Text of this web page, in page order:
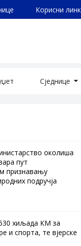
Корисни
Сједнице
околиша
пут
признавању
подручја
хиљада КМ за
и спорта, те вјерске